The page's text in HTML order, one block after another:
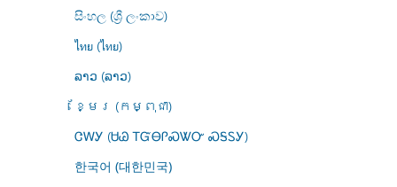
සිංහල (ශ්‍රී ලංකාව)
ไทย (ไทย)
ລາວ (ລາວ)
ខ្មែរ (កម្ពុជា)
ᏣᎳᎩ (ᏌᏊ ᎢᏳᎾᎵᏍᏔᏅ ᏍᎦᏚᎩ)
한국어 (대한민국)